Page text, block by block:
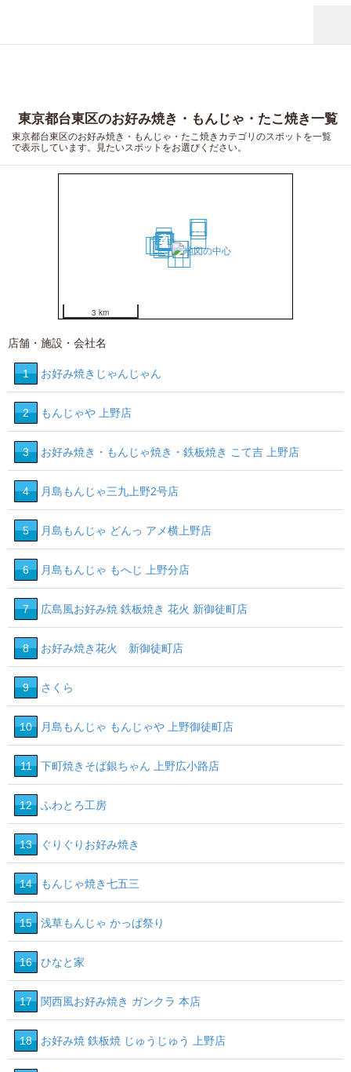
東京都台東区のお好み焼き・もんじゃ・たこ焼き一覧
東京都台東区のお好み焼き・もんじゃ・たこ焼きカテゴリのスポットを一覧
で表示しています。見たいスポットをお選びください。
1
2
34
5
6 7
8
9
10
11
12
13
14
15
16
17
18
19
20
3 km
店舗・施設・会社名
1 お好み焼きじゃんじゃん
2 もんじゃや 上野店
3 お好み焼き・もんじゃ焼き・鉄板焼き こて吉 上野店
4 月島もんじゃ三九上野2号店
5 月島もんじゃ どんっ アメ横上野店
6 月島もんじゃ もへじ 上野分店
7 広島風お好み焼 鉄板焼き 花火 新御徒町店
8 お好み焼き花火 新御徒町店
9 さくら
10 月島もんじゃ もんじゃや 上野御徒町店
11 下町焼きそば銀ちゃん 上野広小路店
12 ふわとろ工房
13 ぐりぐりお好み焼き
14 もんじゃ焼き七五三
15 浅草もんじゃ かっぱ祭り
16 ひなと家
17 関西風お好み焼き ガンクラ 本店
18 お好み焼 鉄板焼 じゅうじゅう 上野店